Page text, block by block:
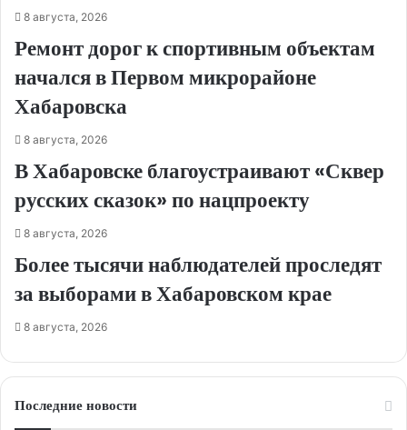
8 августа, 2026
Ремонт дорог к спортивным объектам
начался в Первом микрорайоне
Хабаровска
8 августа, 2026
В Хабаровске благоустраивают «Сквер
русских сказок» по нацпроекту
8 августа, 2026
Более тысячи наблюдателей проследят
за выборами в Хабаровском крае
8 августа, 2026
Последние новости